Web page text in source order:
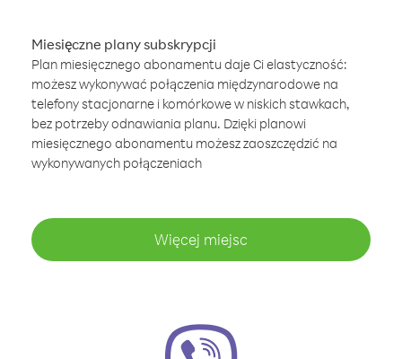
Miesięczne plany subskrypcji
Plan miesięcznego abonamentu daje Ci elastyczność:
możesz wykonywać połączenia międzynarodowe na
telefony stacjonarne i komórkowe w niskich stawkach,
bez potrzeby odnawiania planu. Dzięki planowi
miesięcznego abonamentu możesz zaoszczędzić na
wykonywanych połączeniach
Więcej miejsc